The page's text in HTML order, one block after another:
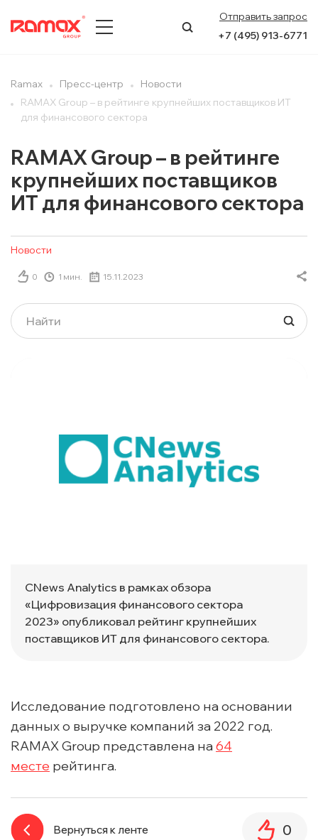
Отправить запрос
+7 (495) 913-6771
ПРЕСС-ЦЕНТР
УСЛУГИ
КЕЙСЫ
КОНТАКТЫ
Ramax Пресс-центр
Новости
RAMAX Group – в рейтинге крупнейших поставщиков ИТ
для финансового сектора
RAMAX Group – в рейтинге
крупнейших поставщиков
ИТ для финансового сектора
Новости
0 1 мин. 15.11.2023
CNews Analytics в рамках обзора
«Цифровизация финансового сектора
2023» опубликовал рейтинг крупнейших
поставщиков ИТ для финансового сектора.
Исследование подготовлено на основании
данных о выручке компаний за 2022 год.
RAMAX Group представлена на 64
месте рейтинга.
Вернуться к ленте 0